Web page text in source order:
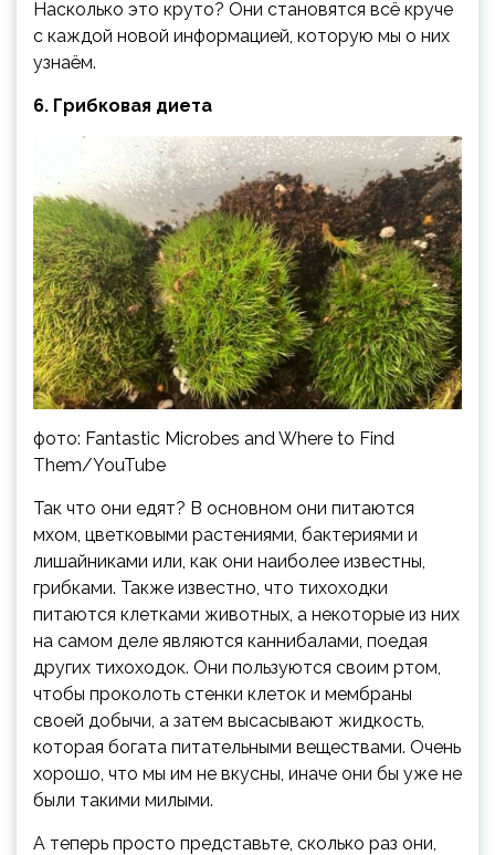
Насколько это круто? Они становятся всё круче
с каждой новой информацией, которую мы о них
узнаём.
6. Грибковая диета
фото: Fantastic Microbes and Where to Find
Them/YouTube
Так что они едят? В основном они питаются
мхом, цветковыми растениями, бактериями и
лишайниками или, как они наиболее известны,
грибками. Также известно, что тихоходки
питаются клетками животных, а некоторые из них
на самом деле являются каннибалами, поедая
других тихоходок. Они пользуются своим ртом,
чтобы проколоть стенки клеток и мембраны
своей добычи, а затем высасывают жидкость,
которая богата питательными веществами. Очень
хорошо, что мы им не вкусны, иначе они бы уже не
были такими милыми.
А теперь просто представьте, сколько раз они,